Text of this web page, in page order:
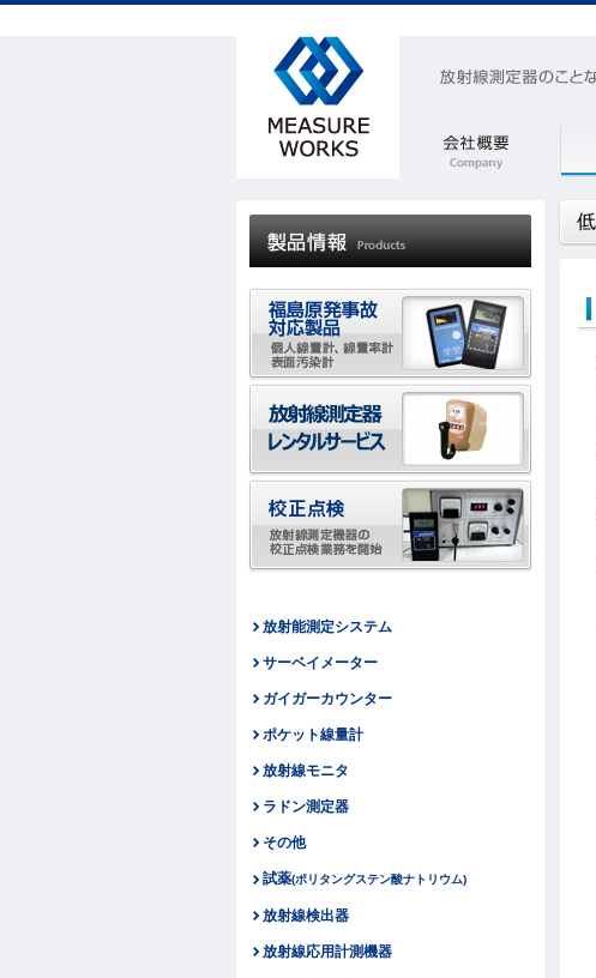
放射能測定システム
サーベイメーター
ガイガーカウンター
ポケット線量計
放射線モニタ
ラドン測定器
その他
試薬(ポリタングステン酸ナトリウム)
放射線検出器
放射線応用計測機器